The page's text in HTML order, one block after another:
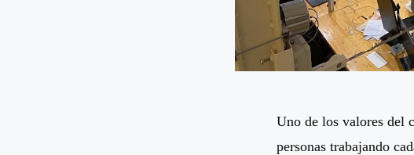
Uno de los valores del
personas trabajando